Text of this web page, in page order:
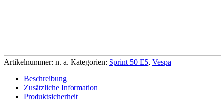
Artikelnummer: n. a. Kategorien: Sprint 50 E5, Vespa
Beschreibung
Zusätzliche Information
Produktsicherheit